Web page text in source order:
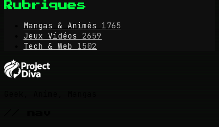
Rubriques
Mangas & Animés
1765
Jeux Vidéos
2659
Tech & Web 1502